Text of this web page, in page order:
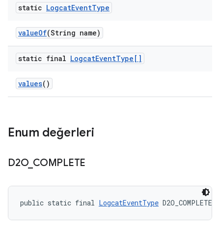
static LogcatEventType
valueOf(String name)
static final LogcatEventType[]
values()
Enum değerleri
D2O_ COMPLETE
public static final LogcatEventType D2O_COMPLETE